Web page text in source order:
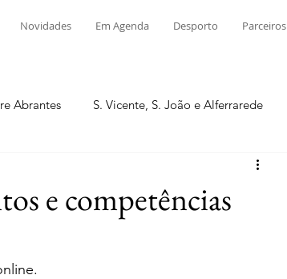
Novidades Em Agenda Desporto Parceiros
Abrantes S. Vicente, S. João e Alferrarede
Mós
e competências